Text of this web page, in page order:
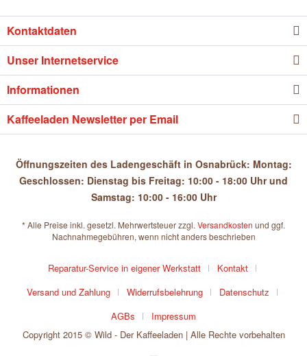
Kontaktdaten
Unser Internetservice
Informationen
Kaffeeladen Newsletter per Email
Öffnungszeiten des Ladengeschäft in Osnabrück: Montag:
Geschlossen: Dienstag bis Freitag: 10:00 - 18:00 Uhr und
Samstag: 10:00 - 16:00 Uhr
* Alle Preise inkl. gesetzl. Mehrwertsteuer zzgl. Versandkosten und ggf.
Nachnahmegebühren, wenn nicht anders beschrieben
Reparatur-Service in eigener Werkstatt
Kontakt
Versand und Zahlung
Widerrufsbelehrung
Datenschutz
AGBs
Impressum
Copyright 2015 © Wild - Der Kaffeeladen | Alle Rechte vorbehalten